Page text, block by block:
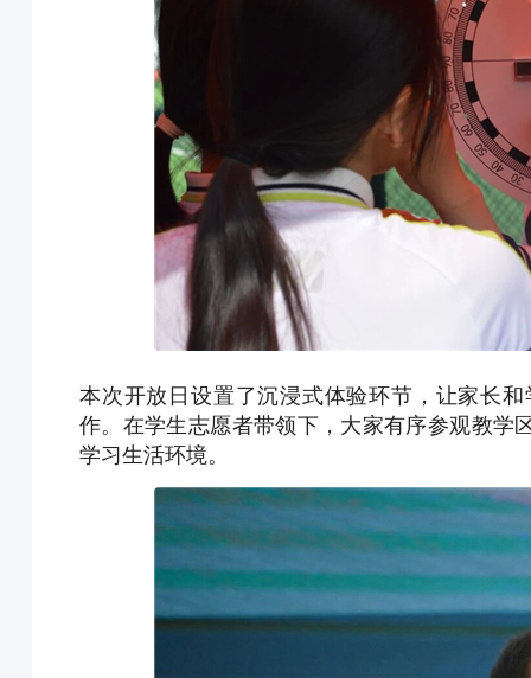
本次开放日设置了沉浸式体验环节，让家长
作。在学生志愿者带领下，大家有序参观教学
学习生活环境。